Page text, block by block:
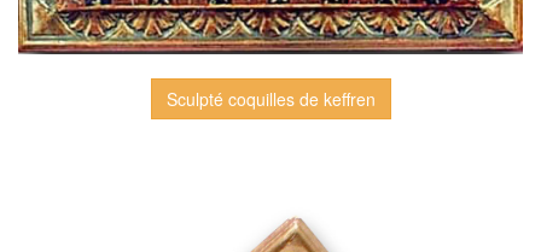
Sculpté coquilles de keffren